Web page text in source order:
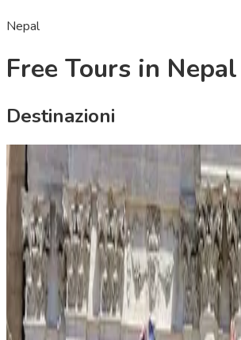
Nepal
Free Tours in Nepal
Destinazioni